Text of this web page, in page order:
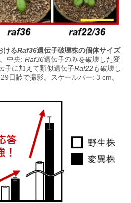
けるRaf36遺伝子破壊株の個体サイズ
中央: Raf36遺伝子のみを破壊した変
子に加えて類似遺伝子Raf22も破壊し
日齢で撮影。スケールバー: 3 cm。